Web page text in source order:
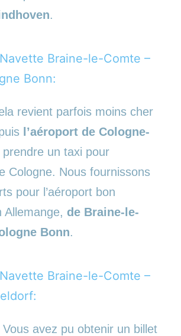
.
Braine-le-Comte –
Bonn:
revient parfois moins cher
l’aéroport de Cologne-
prendre un taxi pour
Cologne. Nous fournissons
pour l’aéroport bon
Allemange, de Braine-le-
Bonn.
Braine-le-Comte –
avez pu obtenir un billet